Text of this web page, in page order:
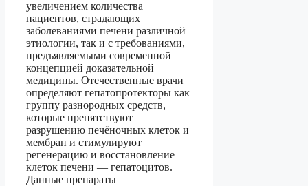
увеличением количества
пациентов, страдающих
заболеваниями печени различной
этиологии, так и с требованиями,
предъявляемыми современной
концепцией доказательной
медицины. Отечественные врачи
определяют гепатопротекторы как
группу разнородных средств,
которые препятствуют
разрушению печёночных клеток и
мембран и стимулируют
регенерацию и восстановление
клеток печени — гепатоцитов.
Данные препараты